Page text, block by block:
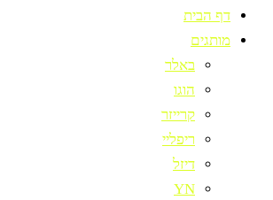
דף הבית
מותגים
באלר
הוגו
קרייזר
ריפליי
דיזל
YN